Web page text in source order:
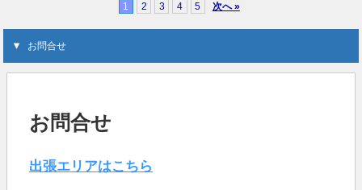
1 2 3 4 5 次へ »
お問合せ
お問合せ
出張エリアはこちら